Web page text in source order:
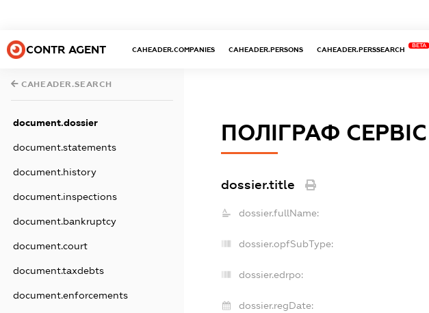
CONTR AGENT CAHEADER.COMPANIES CAHEADER.PERSONS CAHEADER.PERSSEARCH
BETA
CAHEADER.SEARCH
document.dossier
document.statements
document.history
document.inspections
document.bankruptcy
document.court
document.taxdebts
document.enforcements
ПОЛІГРАФ СЕРВІС
dossier.title
dossier.fullName:
dossier.opfSubType:
dossier.edrpo:
dossier.regDate: